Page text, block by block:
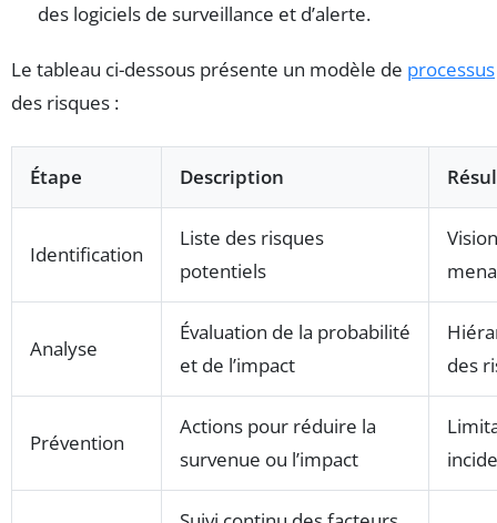
des logiciels de surveillance et d’alerte.
Le tableau ci-dessous présente un modèle de processus
des risques :
Étape Description
Identification
Liste des risques
potentiels
Analyse
Évaluation de la probabilité
et de l’impact
des
Prévention
Actions pour réduire la
survenue ou l’impact